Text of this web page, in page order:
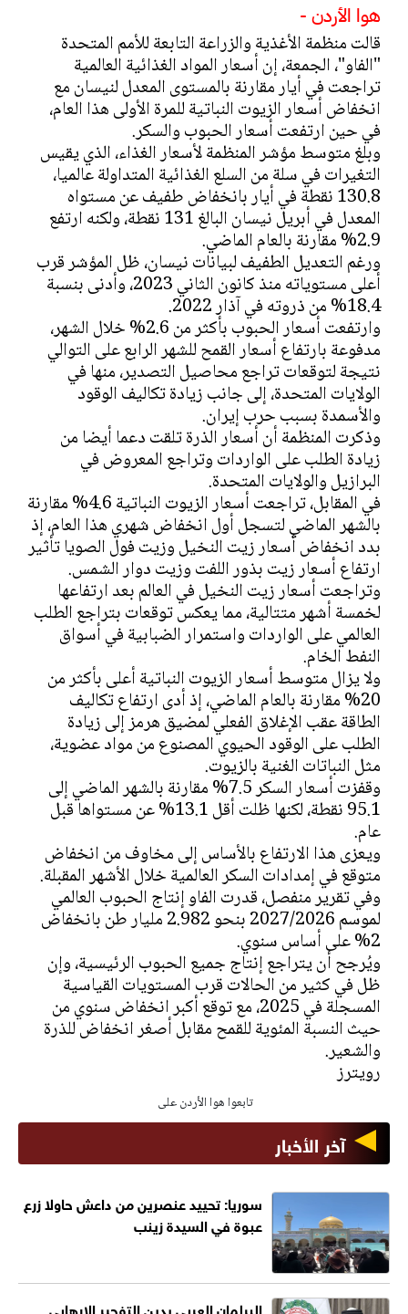
هوا الأردن -
قالت منظمة الأغذية والزراعة التابعة للأمم المتحدة
"الفاو"، الجمعة، إن أسعار المواد الغذائية العالمية
تراجعت في أيار مقارنة بالمستوى المعدل لنيسان مع
انخفاض أسعار الزيوت النباتية للمرة الأولى هذا العام،
في حين ارتفعت أسعار الحبوب والسكر.
وبلغ متوسط مؤشر المنظمة لأسعار الغذاء، الذي يقيس
التغيرات في سلة من السلع الغذائية المتداولة عالميا،
130.8 نقطة في أيار بانخفاض طفيف عن مستواه
المعدل في أبريل نيسان البالغ 131 نقطة، ولكنه ارتفع
2.9% مقارنة بالعام الماضي.
ورغم التعديل الطفيف لبيانات نيسان، ظل المؤشر قرب
أعلى مستوياته منذ كانون الثاني 2023، وأدنى بنسبة
18.4% من ذروته في آذار 2022.
وارتفعت أسعار الحبوب بأكثر من 2.6% خلال الشهر،
مدفوعة بارتفاع أسعار القمح للشهر الرابع على التوالي
نتيجة لتوقعات تراجع محاصيل التصدير، منها في
الولايات المتحدة، إلى جانب زيادة تكاليف الوقود
والأسمدة بسبب حرب إيران.
وذكرت المنظمة أن أسعار الذرة تلقت دعما أيضا من
زيادة الطلب على الواردات وتراجع المعروض في
البرازيل والولايات المتحدة.
في المقابل، تراجعت أسعار الزيوت النباتية 4.6% مقارنة
بالشهر الماضي لتسجل أول انخفاض شهري هذا العام، إذ
بدد انخفاض أسعار زيت النخيل وزيت فول الصويا تأثير
ارتفاع أسعار زيت بذور اللفت وزيت دوار الشمس.
وتراجعت أسعار زيت النخيل في العالم بعد ارتفاعها
لخمسة أشهر متتالية، مما يعكس توقعات بتراجع الطلب
العالمي على الواردات واستمرار الضبابية في أسواق
النفط الخام.
ولا يزال متوسط أسعار الزيوت النباتية أعلى بأكثر من
20% ​​مقارنة بالعام الماضي، إذ أدى ارتفاع تكاليف
الطاقة عقب الإغلاق الفعلي لمضيق هرمز إلى زيادة
الطلب على الوقود الحيوي المصنوع من مواد عضوية،
مثل النباتات الغنية بالزيوت.
وقفزت أسعار السكر 7.5% مقارنة بالشهر الماضي إلى
95.1 نقطة، لكنها ظلت أقل 13.1% عن مستواها قبل
عام.
ويعزى هذا الارتفاع بالأساس إلى مخاوف من انخفاض
متوقع في إمدادات السكر العالمية خلال الأشهر المقبلة.
وفي تقرير منفصل، قدرت الفاو إنتاج الحبوب العالمي
لموسم 2027/2026 بنحو 2.982 مليار طن بانخفاض
2% على أساس سنوي.
ويُرجح أن يتراجع ​​إنتاج جميع الحبوب الرئيسية، وإن
ظل في كثير من الحالات قرب المستويات القياسية
المسجلة في 2025، مع توقع أكبر انخفاض سنوي من
حيث النسبة المئوية للقمح مقابل أصغر انخفاض للذرة
والشعير.
رويترز
تابعوا هوا الأردن على
آخر الأخبار
سوريا: تحييد عنصرين من داعش حاولا زرع
عبوة في السيدة زينب
البرلمان العربي يدين التفجير الإرهابي